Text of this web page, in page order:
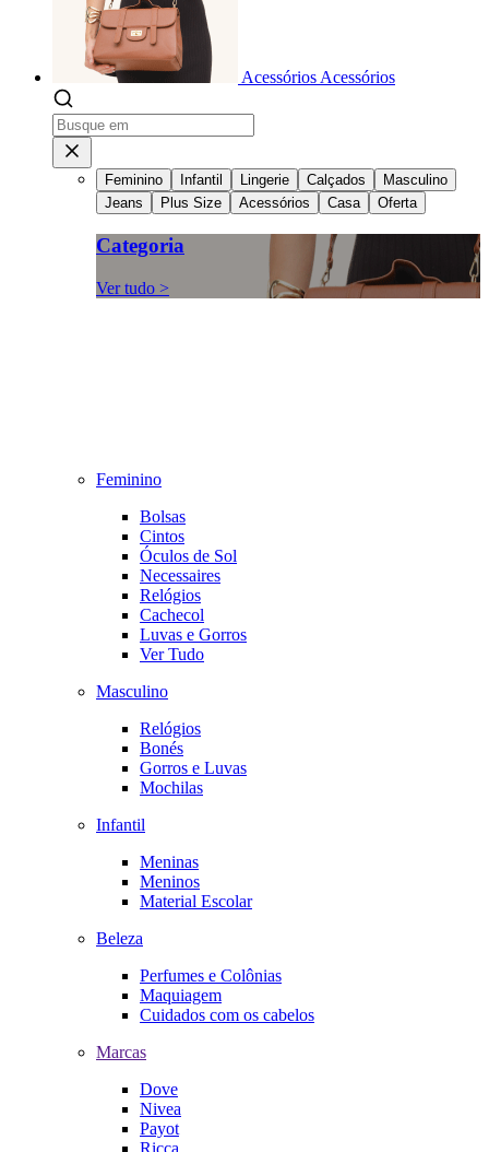
Acessórios Acessórios
Feminino Infantil Lingerie Calçados
Masculino
Jeans
Plus Size Acessórios Casa Oferta
Categoria
Ver tudo >
Feminino
Bolsas
Cintos
Óculos de Sol
Necessaires
Relógios
Cachecol
Luvas e Gorros
Ver Tudo
Masculino
Relógios
Bonés
Gorros e Luvas
Mochilas
Infantil
Meninas
Meninos
Material Escolar
Beleza
Perfumes e Colônias
Maquiagem
Cuidados com os cabelos
Marcas
Dove
Nivea
Payot